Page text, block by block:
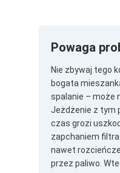
Powaga
Nie zbywaj tego
bogata
spalanie – może
Jeżdżenie z tym
czas grozi
zapchaniem filtra
nawet
przez paliwo.